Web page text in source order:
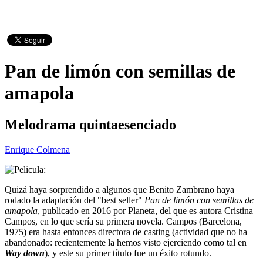
Pan de limón con semillas de
amapola
Melodrama quintaesenciado
Enrique Colmena
Quizá haya sorprendido a algunos que Benito Zambrano haya
rodado la adaptación del "best seller" Pan de limón con semillas de
amapola, publicado en 2016 por Planeta, del que es autora Cristina
Campos, en lo que sería su primera novela. Campos (Barcelona,
1975) era hasta entonces directora de casting (actividad que no ha
abandonado: recientemente la hemos visto ejerciendo como tal en
Way down), y este su primer título fue un éxito rotundo.